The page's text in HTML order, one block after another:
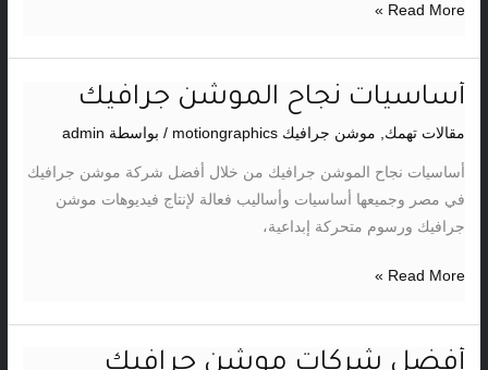
Read More »
أساسيات نجاح الموشن جرافيك
مقالات تهمك, موشن جرافيك motiongraphics / بواسطة admin
أساسيات نجاح الموشن جرافيك من خلال أفضل شركة موشن جرافيك
في مصر وجميعها أساسيات وأساليب فعالة لإنتاج فيديوهات موشن
جرافيك ورسوم متحركة إبداعية،
أساسيات
جرافيك
Read More »
أفضل